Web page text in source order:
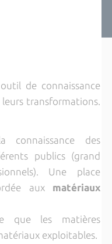
de connaissance
transformations.
connaissance des
publics (grand
Une place
aux matériaux
que les matières
exploitables.